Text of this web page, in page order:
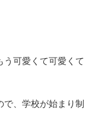
う可愛くて可愛くて
、学校が始まり制